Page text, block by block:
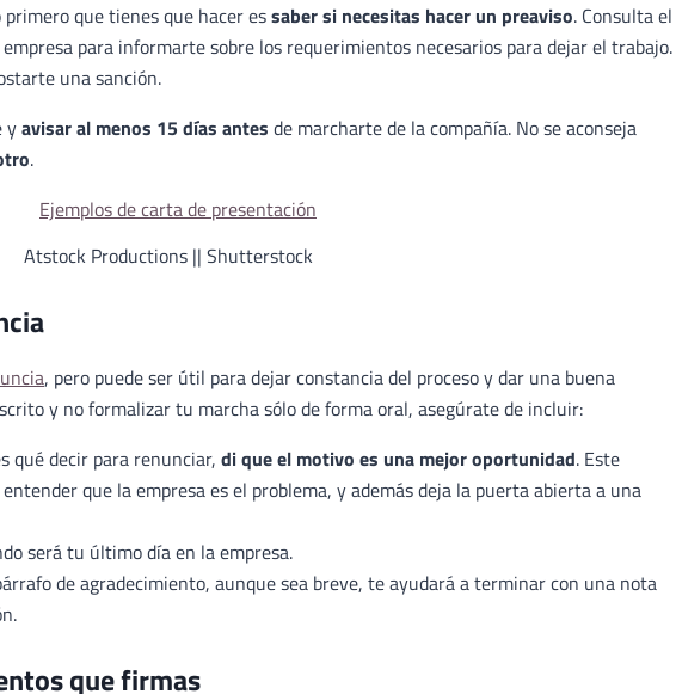
que tienes que hacer essaber si necesitas hacer un preaviso. Consulta el
para informarte sobre los requerimientos necesarios para dejar el trabajo.
una sanción.
yavisar al menos 15 días antes de marcharte de la compañía. No se aconseja
.
Atstock Productions || Shutterstock
, pero puede ser útil para dejar constancia del proceso y dar una buena
y no formalizar tu marcha sólo de forma oral, asegúrate de incluir:
qué decir para renunciar, di que el motivo es una mejor oportunidad. Este
que la empresa es el problema, y además deja la puerta abierta a una
será tu último día en la empresa.
de agradecimiento, aunque sea breve, te ayudará a terminar con una nota
que firmas